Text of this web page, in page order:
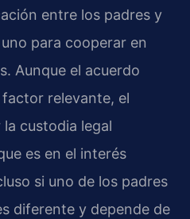
entre los padres y
para cooperar en
Aunque el acuerdo
relevante, el
custodia legal
es en el interés
si uno de los padres
diferente y depende de